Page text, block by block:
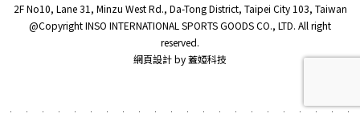
2F No10, Lane 31, Minzu West Rd., Da-Tong District, Taipei City 103, Taiwan
@Copyright INSO INTERNATIONAL SPORTS GOODS CO., LTD. All right
reserved.
網頁設計by蓋婭科技